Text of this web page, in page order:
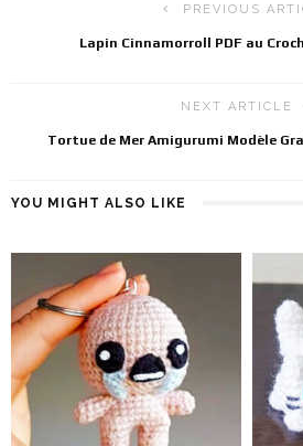
PREVIOUS
Lapin Cinnamorroll PDF au
NEXT ARTICLE
Tortue de Mer Amigurumi Modèle
YOU MIGHT ALSO LIKE